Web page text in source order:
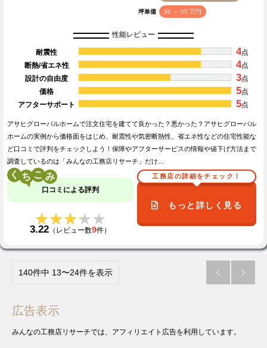
坪単価 36 ～ 55 万円
性能レビュー
耐震性 4点
断熱/省エネ性
4点
設計の自由度
3点
価格
5点
アフターサポート
5点
アサヒグローバルホームで注文住宅を建てて良かった？悪かった？アサヒグローバル
ホームの実例から価格面をはじめ、耐震性や気密断熱性、省エネ性などの住宅性能な
ど口コミで評判をチェックしよう！保障やアフターサービスの情報や値下げ方法まで
調査しているのは「みんなの工務店リサーチ」だけ…
く こ
口コミによる評判
★★★★★
★★★★★
3.22 （レビュー数9件）
工務店の詳細をチェック！
もっと詳しく見る
140件中 13〜24件を表示  
広告表示
みんなの工務店リサーチでは、アフィリエイト広告を利用しています。